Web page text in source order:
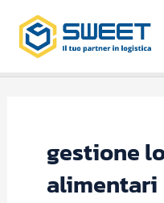
contenuto
gestione
alimentari